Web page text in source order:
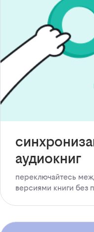
аудиокниг
переключайтесь
версиями книги без